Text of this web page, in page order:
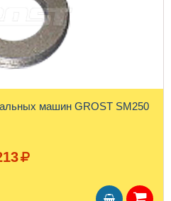
машин GROST SM250